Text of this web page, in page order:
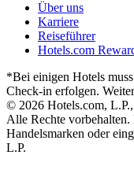
Über uns
Karriere
Reiseführer
Hotels.com
*Bei einigen Hotels
Check-in erfolgen.
© 2026 Hotels.com,
Alle Rechte
Handelsmarken oder
L.P.